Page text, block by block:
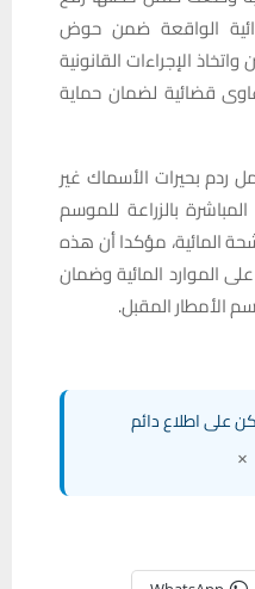
الواقعة ضمن حوض
الإجراءات القانونية
قضائية لضمان حماية
بحيرات الأسماك غير
بالزراعة للموسم
المائية، مؤكدا أن هذه
الموارد المائية وضمان
الأمطار المقبل.
على اطلاع دائم
×